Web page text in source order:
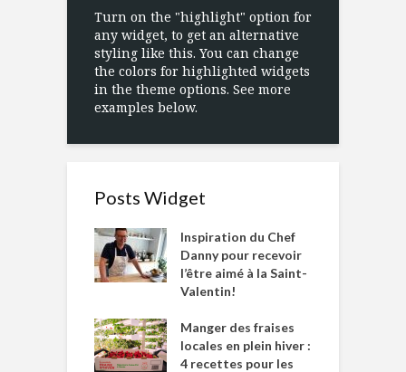
Turn on the "highlight" option for
any widget, to get an alternative
styling like this. You can change
the colors for highlighted widgets
in the theme options. See more
examples below.
Posts Widget
Inspiration du Chef
Danny pour recevoir
l’être aimé à la Saint-
Valentin!
Manger des fraises
locales en plein hiver :
4 recettes pour les